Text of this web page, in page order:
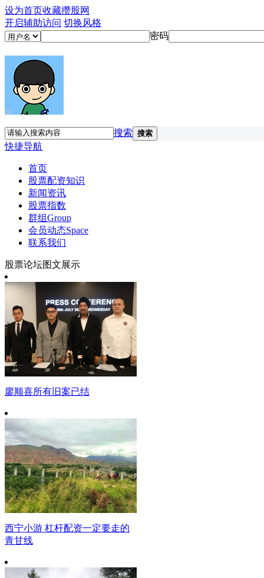
设为首页收藏攒股网
开启辅助访问 切换风格
密码
搜索 搜索
快捷导航
首页
股票配资知识
新闻资讯
股票指数
群组Group
会员动态Space
联系我们
股票论坛图文展示
廖顺喜所有旧案已结
西宁小游 杠杆配资一定要走的
青甘线